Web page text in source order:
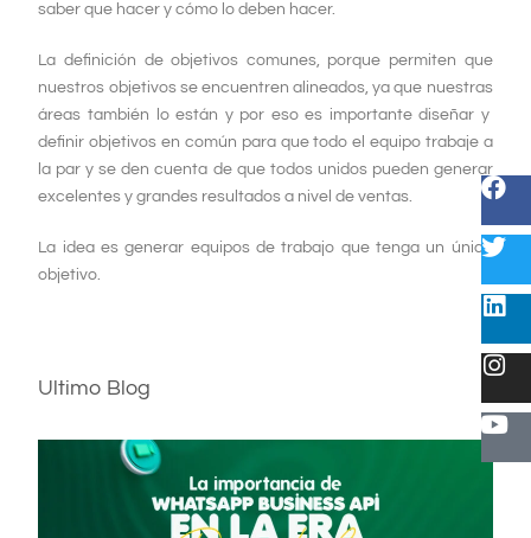
saber que hacer y cómo lo deben hacer.
La definición deobjetivos comunes, porque permiten que
nuestros objetivosse encuentren alineados, ya que nuestras
áreas también lo están y por eso es importante diseñar y
definirobjetivos en común para quetodo el equipo trabaje a
la par y se den cuenta de que todosunidos pueden generar
excelentes y grandes resultadosa nivel de ventas.
La idea es generar equipos de trabajo que tenga un único
objetivo.
Ultimo Blog